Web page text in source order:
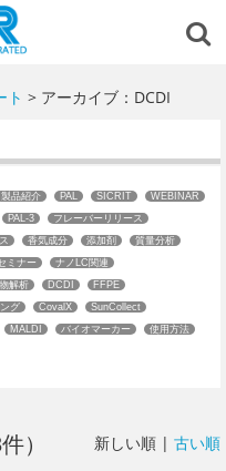
ト > アーカイブ：DCDI
製品紹介 PAL SICRIT
WEBINAR
PAL-3
フレーバーリリース
香気成分 添加剤
質量分析
ミナー
ナノLC関連
解析 DCDI
FFPE
グ CovalX
SunCollect
MALDI バイオマーカー
使用方法
） 新しい順 | 古い順